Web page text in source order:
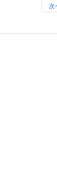
次